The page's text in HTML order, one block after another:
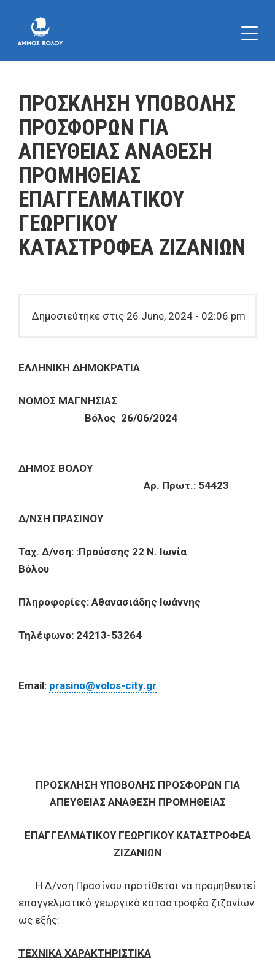
ΠΡΟΣΚΛΗΣΗ ΥΠΟΒΟΛΗΣ
ΠΡΟΣΦΟΡΩΝ ΓΙΑ
ΑΠΕΥΘΕΙΑΣ ΑΝΑΘΕΣΗ
ΠΡΟΜΗΘΕΙΑΣ
ΕΠΑΓΓΕΛΜΑΤΙΚΟΥ
ΓΕΩΡΓΙΚΟΥ
ΚΑΤΑΣΤΡΟΦΕΑ ΖΙΖΑΝΙΩΝ
Δημοσιεύτηκε στις 26 June, 2024 - 02:06 pm
ΕΛΛΗΝΙΚΗ ΔΗΜΟΚΡΑΤΙΑ
ΝΟΜΟΣ ΜΑΓΝΗΣΙΑΣ
Βόλος 26/06/2024
ΔΗΜΟΣ ΒΟΛΟΥ
Αρ. Πρωτ.: 54423
Δ/ΝΣΗ ΠΡΑΣΙΝΟΥ
Ταχ. Δ/νση: :Προύσσης 22 Ν. Ιωνία
Βόλου
Πληροφορίες: Αθανασιάδης Ιωάννης
Τηλέφωνο: 24213-53264
Email: prasino@volos-city.gr
ΠΡΟΣΚΛΗΣΗ ΥΠΟΒΟΛΗΣ ΠΡΟΣΦΟΡΩΝ ΓΙΑ
ΑΠΕΥΘΕΙΑΣ ΑΝΑΘΕΣΗ ΠΡΟΜΗΘΕΙΑΣ
ΕΠΑΓΓΕΛΜΑΤΙΚΟΥ ΓΕΩΡΓΙΚΟΥ ΚΑΤΑΣΤΡΟΦΕΑ
ΖΙΖΑΝΙΩΝ
Η Δ/νση Πρασίνου προτίθεται να προμηθευτεί
επαγγελματικό γεωργικό καταστροφέα ζιζανίων
ως εξής:
ΤΕΧΝΙΚΑ ΧΑΡΑΚΤΗΡΙΣΤΙΚΑ